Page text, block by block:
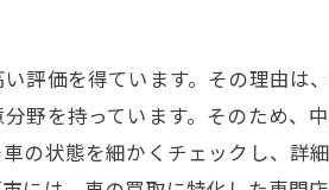
評価を得ています。その理由
野を持っています。そのため
の状態を細かくチェックし、